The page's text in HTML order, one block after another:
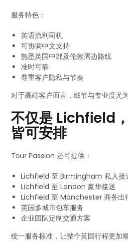
服务特色：
英语流利司机
可协调中文支持
熟悉英国中部及伦敦周边路线
准时可靠
尊重客户隐私与节奏
对于高端客户而言，细节与专业度尤为
不仅是 Lichfield
皆可安排
Tour Passion 还可提供：
Lichfield 至 Birmingham 私人接
Lichfield 至 London 豪华接送
Lichfield 至 Manchester 商务出
英国多城市包车服务
企业团队定制交通方案
统一服务标准，让整个英国行程更加